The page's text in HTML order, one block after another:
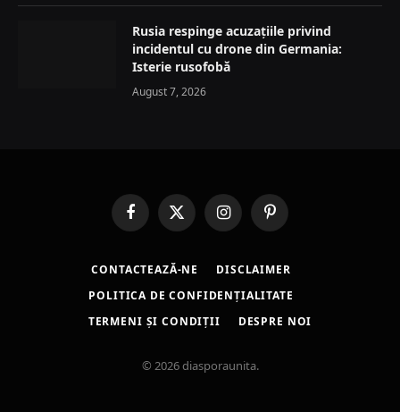
Rusia respinge acuzațiile privind
incidentul cu drone din Germania:
Isterie rusofobă
August 7, 2026
FacebookX
(Twitter)
InstagramPinterest
CONTACTEAZĂ-NE
DISCLAIMER
POLITICA DE CONFIDENȚIALITATE
TERMENI ȘI CONDIȚII
DESPRE NOI
© 2026 diasporaunita.